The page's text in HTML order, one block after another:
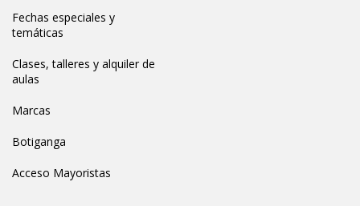
Fechas especiales y
temáticas
Clases, talleres y alquiler de
aulas
Marcas
Botiganga
Acceso Mayoristas